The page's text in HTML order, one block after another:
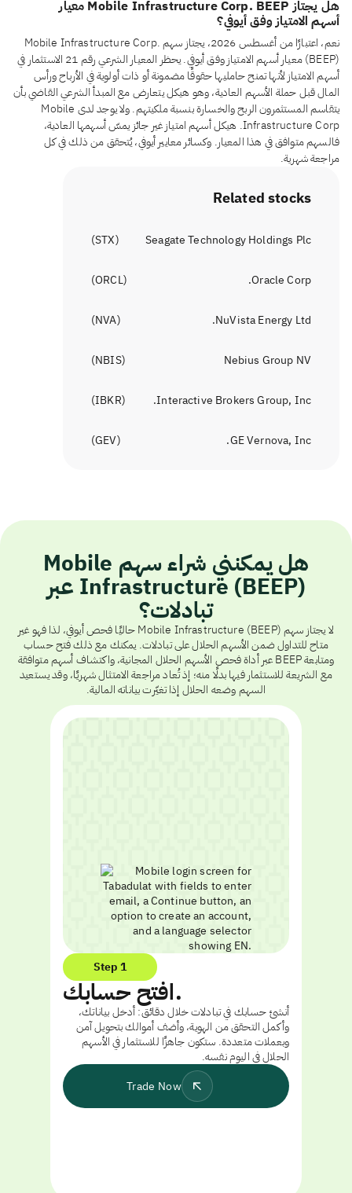
هل يجتاز Mobile Infrastructure Corp. BEEP معيار
أسهم الامتياز وفق أيوفي؟
نعم، اعتبارًا من أغسطس 2026، يجتاز سهم Mobile Infrastructure Corp.
(BEEP) معيار أسهم الامتياز وفق أيوفي. يحظر المعيار الشرعي رقم 21 الاستثمار في
أسهم الامتياز لأنها تمنح حامليها حقوقًا مضمونة أو ذات أولوية في الأرباح ورأس
المال قبل حملة الأسهم العادية، وهو هيكل يتعارض مع المبدأ الشرعي القاضي بأن
يتقاسم المستثمرون الربح والخسارة بنسبة ملكيتهم. ولا يوجد لدى Mobile
Infrastructure Corp. هيكل أسهم امتياز غير جائز يمسّ أسهمها العادية،
فالسهم متوافق في هذا المعيار. وكسائر معايير أيوفي، يُتحقق من ذلك في كل
مراجعة شهرية.
Related stocks
Seagate Technology Holdings Plc
(
STX
)
Oracle Corp.
(
ORCL
)
NuVista Energy Ltd.
(
NVA
)
Nebius Group NV
(
NBIS
)
Interactive Brokers Group, Inc.
(
IBKR
)
GE Vernova, Inc.
(
GEV
)
هل يمكنني شراء سهم Mobile
Infrastructure (BEEP) عبر
تبادلات؟
لا يجتاز سهم Mobile Infrastructure (BEEP) حاليًا فحص أيوفي، لذا فهو غير
متاح للتداول ضمن الأسهم الحلال على تبادلات. يمكنك مع ذلك فتح حساب
ومتابعة BEEP عبر أداة فحص الأسهم الحلال المجانية، واكتشاف أسهم متوافقة
مع الشريعة للاستثمار فيها بدلًا منه؛ إذ تُعاد مراجعة الامتثال شهريًا، وقد يستعيد
السهم وضعه الحلال إذا تغيّرت بياناته المالية.
Step 1
افتح حسابك.
أنشئ حسابك في تبادلات خلال دقائق: أدخل بياناتك،
وأكمل التحقق من الهوية، وأضف أموالك بتحويل آمن
وبعملات متعددة. ستكون جاهزًا للاستثمار في الأسهم
الحلال في اليوم نفسه.
Trade Now